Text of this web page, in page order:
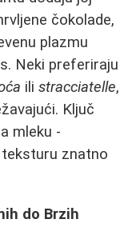
čokolade,
plazmu
Neki preferiraju
ili stracciatelle,
Ključ
mleku -
znatno
do Brzih